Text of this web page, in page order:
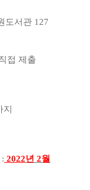
도서관 127
접 제출
지
: 2022년 2월